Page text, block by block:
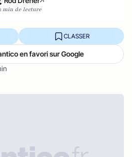
min de lecture
CLASSER
en favori sur Google